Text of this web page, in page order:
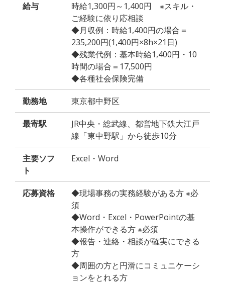
給与
時給1,300円～1,400円 ※スキル・
ご経験に依り応相談
◆月収例：時給1,400円の場合＝
235,200円(1,400円×8h×21日)
◆残業代例：基本時給1,400円・10
時間の場合＝17,500円
◆各種社会保険完備
勤務地 東京都中野区
最寄駅
JR中央・総武線、都営地下鉄大江戸
線「東中野駅」から徒歩10分
主要ソフ
ト
Excel・Word
応募資格
◆現場事務の実務経験がある方 ※必
須
◆Word・Excel・PowerPointの基
本操作ができる方 ※必須
◆報告・連絡・相談が確実にできる
方
◆周囲の方と円滑にコミュニケーシ
ョンをとれる方